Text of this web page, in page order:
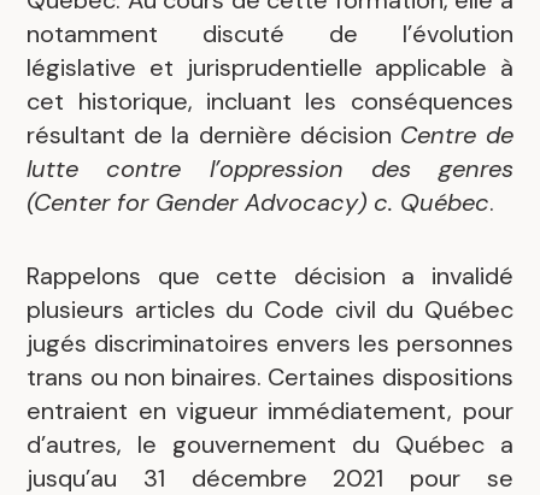
notamment discuté de l’évolution
législative et jurisprudentielle applicable à
cet historique, incluant les conséquences
résultant de la dernière décision Centre de
lutte contre l’oppression des genres
(Center for Gender Advocacy) c. Québec.
Rappelons que cette décision a invalidé
plusieurs articles du Code civil du Québec
jugés discriminatoires envers les personnes
trans ou non binaires. Certaines dispositions
entraient en vigueur immédiatement, pour
d’autres, le gouvernement du Québec a
jusqu’au 31 décembre 2021 pour se